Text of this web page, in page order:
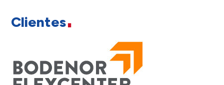
Clientes